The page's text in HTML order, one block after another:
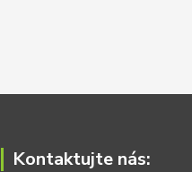
Kontaktujte nás: